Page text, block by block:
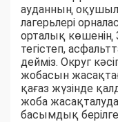
ауданның
лагерьлері
орталық
тегістеп,
дейміз. Округ
жобасын
қағаз жүзінде
жоба
басымдық